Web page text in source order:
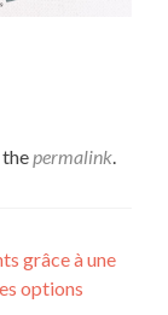
permalink.
grâce à une
options